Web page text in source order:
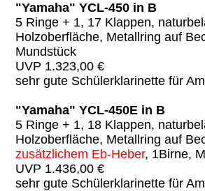
"Yamaha" YCL-450 in B
5 Ringe + 1, 17 Klappen,
Holzoberfläche, Metallring auf
Mundstück
UVP 1.323,00 €
sehr gute Schülerklarinette für
"Yamaha" YCL-450E in B
5 Ringe + 1, 18 Klappen,
Holzoberfläche, Metallring auf
zusätzlichem Eb-Heber, 1Birne,
UVP 1.436,00 €
sehr gute Schülerklarinette für